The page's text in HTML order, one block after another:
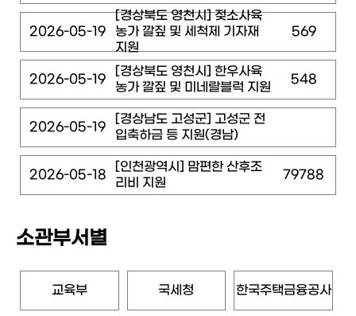
2026-05-19
[경상북도 영천시] 젖소사육
농가 깔짚 및 세척제 기자재
지원
569
2026-05-19
[경상북도 영천시] 한우사육
농가 깔짚 및 미네랄블럭 지원
548
2026-05-19
[경상남도 고성군] 고성군 전
입축하금 등 지원(경남)
2026-05-18
[인천광역시] 맘편한 산후조
리비 지원
79788
소관부서별
교육부 국세청 한국주택금융공사